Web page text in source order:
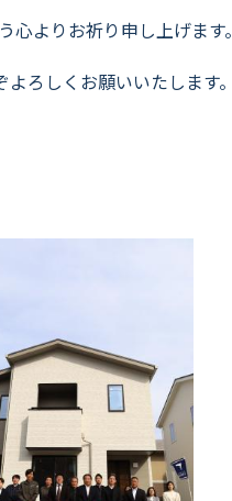
よりお祈り申し上げます。
よろしくお願いいたします。